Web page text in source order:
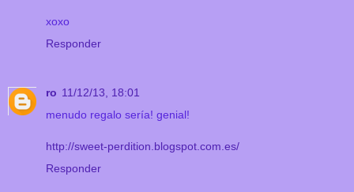
xoxo
Responder
ro 11/12/13, 18:01
menudo regalo sería! genial!
http://sweet-perdition.blogspot.com.es/
Responder